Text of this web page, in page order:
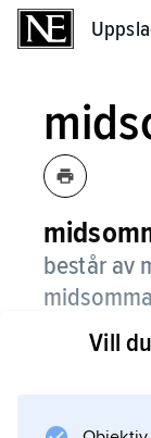
består av
Vill